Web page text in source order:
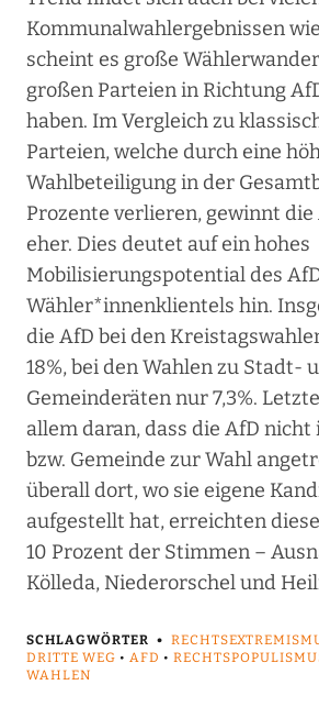
Kommunalwahlergebnissen
scheint es große
großen Parteien in Richtung
haben. Im Vergleich zu
Parteien, welche durch eine
Wahlbeteiligung in der
Prozente verlieren, gewinnt
eher. Dies deutet auf ein hohes
Mobilisierungspotential des
Wähler*innenklientels hin.
die AfD bei den
18%, bei den Wahlen zu Stadt-
Gemeinderäten nur 7,3%.
allem daran, dass die AfD
bzw. Gemeinde zur Wahl
überall dort, wo sie eigene
aufgestellt hat, erreichten
10 Prozent der Stimmen –
Kölleda, Niederorschel und
SCHLAGWÖRTER
DRITTE WEG • AFD •
WAHLEN